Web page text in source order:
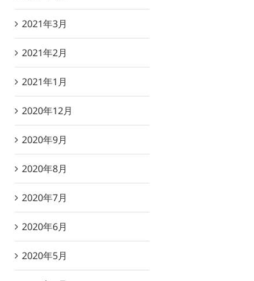
2021年3月
2021年2月
2021年1月
2020年12月
2020年9月
2020年8月
2020年7月
2020年6月
2020年5月